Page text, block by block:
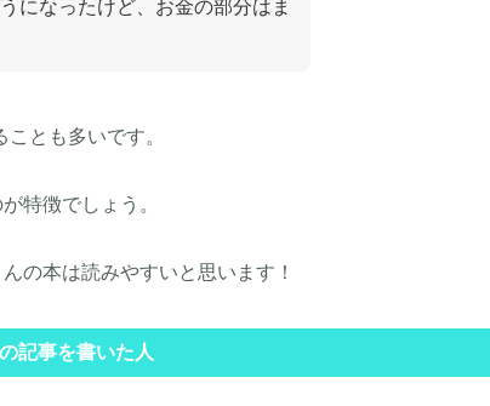
になったけど、お金の部分はま
とも多いです。
特徴でしょう。
の本は読みやすいと思います！
記事を書いた人